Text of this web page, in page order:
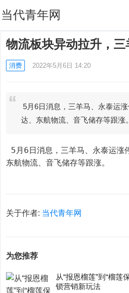
当代青年网
物流板块异动拉升，三
消费 2022年5月6日 14:20
5月6日消息，三羊马、永泰运
达、东航物流、音飞储存等跟涨。
5月6日消息，三羊马、永泰运涨
东航物流、音飞储存等跟涨。
关于作者: 当代青年网
为您推荐
从“报恩榴莲”到“榴莲
锁营销新玩法